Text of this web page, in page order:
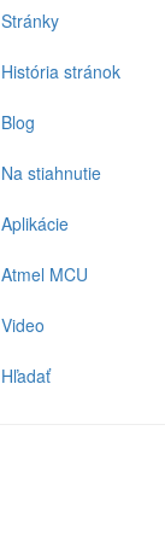
Stránky
História stránok
Blog
Na stiahnutie
Aplikácie
Atmel MCU
Video
Hľadať